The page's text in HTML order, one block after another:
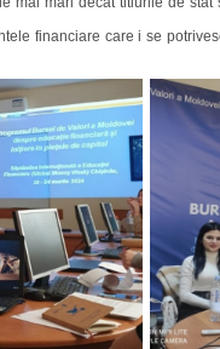
financiare care i se